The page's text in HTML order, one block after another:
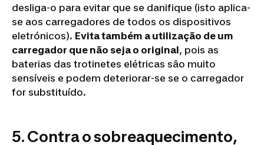
desliga-o para evitar que se danifique (isto aplica-
se aos carregadores de todos os dispositivos
eletrónicos). Evita também a utilização de um
carregador que não seja o original, pois as
baterias das trotinetes elétricas são muito
sensíveis e podem deteriorar-se se o carregador
for substituído.
5. Contra o sobreaquecimento,